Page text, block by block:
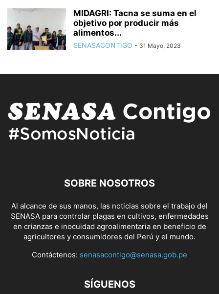
MIDAGRI: Tacna se suma en el
objetivo por producir más
alimentos...
SENASACONTIGO - 31 Mayo, 2023
SOBRE NOSOTROS
Al alcance de sus manos, las noticias sobre el trabajo del
SENASA para controlar plagas en cultivos, enfermedades
en crianzas e inocuidad agroalimentaria en beneficio de
agricultores y consumidores del Perú y el mundo.
Contáctenos: senasacontigo@senasa.gob.pe
SÍGUENOS